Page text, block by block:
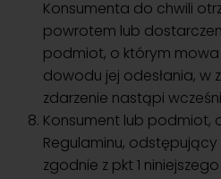
Konsumenta do chwili
powrotem lub
podmiot, o którym mowa
dowodu jej odesłania, w
zdarzenie nastąpi
Konsument lub podmiot,
Regulaminu,
zgodnie z pkt 1